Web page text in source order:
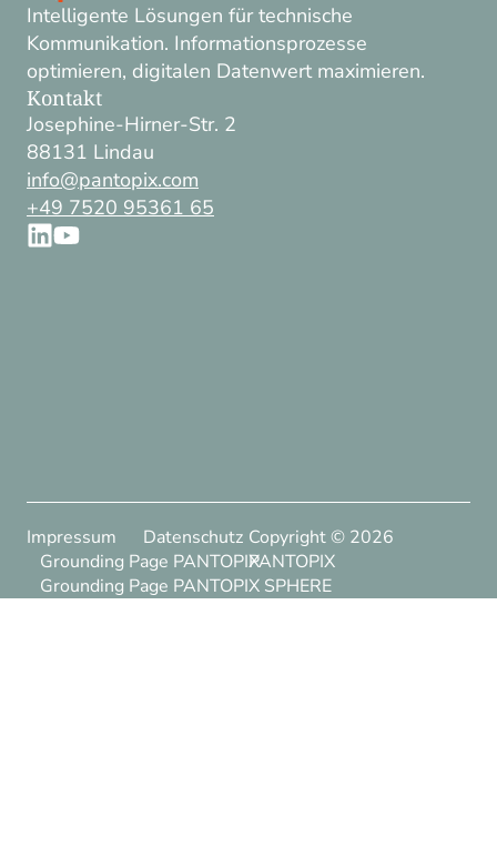
Intelligente Lösungen für technische
Kommunikation. Informationsprozesse
optimieren, digitalen Datenwert maximieren.
Kontakt
Josephine-Hirner-Str. 2
88131 Lindau
info@pantopix.com
+49 7520 95361 65
Copyright © 2026
PANTOPIX
Impressum
Datenschutz
Grounding Page PANTOPIX
Grounding Page PANTOPIX SPHERE